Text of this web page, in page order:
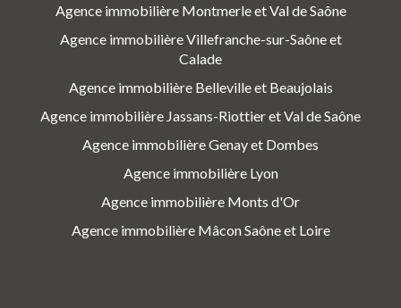
Agence immobilière Montmerle et Val de Saône
Agence immobilière Villefranche-sur-Saône et
Calade
Agence immobilière Belleville et Beaujolais
Agence immobilière Jassans-Riottier et Val de Saône
Agence immobilière Genay et Dombes
Agence immobilière Lyon
Agence immobilière Monts d'Or
Agence immobilière Mâcon Saône et Loire